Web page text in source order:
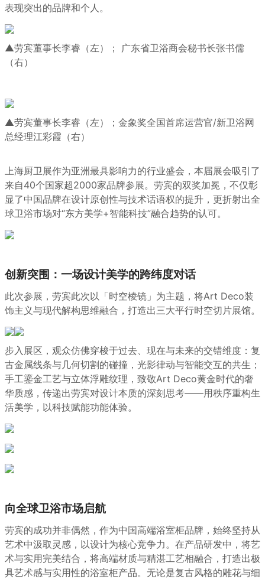
表现突出的品牌和个人。
▲劳宾董事长李睿（左）； 广东省卫浴商会秘书长张书儒
（右）
▲劳宾董事长李睿（左）；金象奖全国首席运营官/新卫浴网
总经理江彩霞（右）
上海厨卫展作为亚洲最具影响力的行业盛会，本届展会吸引了
来自40个国家超2000家品牌参展。劳宾的双奖加冕，不仅彰
显了中国品牌在设计原创性与技术话语权的提升，更折射出全
球卫浴市场对“东方美学+智能科技”融合趋势的认可。
创新突围：一场设计美学的跨纬度对话
此次参展，劳宾此次以「时空棱镜」为主题，将Art Deco装
饰主义与现代解构思维融合，打造出三大平行时空切片展馆。
步入展区，观众仿佛穿梭于过去、现在与未来的交错维度：复
古金属线条与几何切割的碰撞，光影律动与智能交互的共生；
手工鎏金工艺与立体浮雕纹理，致敬Art Deco黄金时代的奢
华质感，传递出劳宾对设计本质的深刻思考——用秩序重构生
活美学，以科技赋能功能体验。
向全球卫浴市场启航
劳宾的成功并非偶然，作为中国高端浴室柜品牌，始终坚持从
艺术中汲取灵感，以设计为核心竞争力。在产品研发中，将艺
术与实用完美结合，将高端材质与精湛工艺相融合，打造出极
具艺术感与实用性的浴室柜产品。无论是复古风格的雕花与细